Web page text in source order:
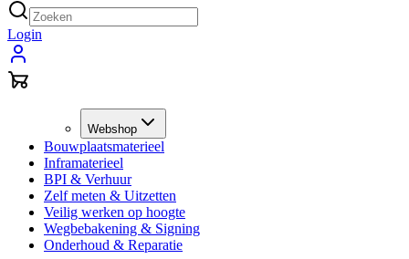
Login
Webshop
Bouwplaatsmaterieel
Inframaterieel
BPI & Verhuur
Zelf meten & Uitzetten
Veilig werken op hoogte
Wegbebakening & Signing
Onderhoud & Reparatie